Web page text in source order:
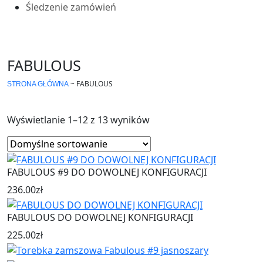
Śledzenie zamówień
FABULOUS
STRONA GŁÓWNA ~ FABULOUS
Wyświetlanie 1–12 z 13 wyników
FABULOUS #9 DO DOWOLNEJ KONFIGURACJI
236.00zł
FABULOUS DO DOWOLNEJ KONFIGURACJI
225.00zł